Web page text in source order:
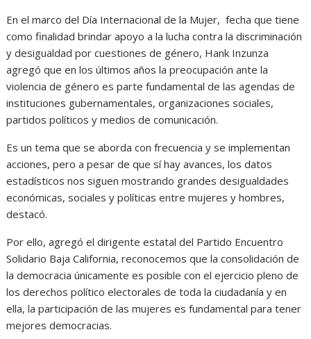
En el marco del Día Internacional de la Mujer, fecha que tiene
como finalidad brindar apoyo a la lucha contra la discriminación
y desigualdad por cuestiones de género, Hank Inzunza
agregó que en los últimos años la preocupación ante la
violencia de género es parte fundamental de las agendas de
instituciones gubernamentales, organizaciones sociales,
partidos políticos y medios de comunicación.
Es un tema que se aborda con frecuencia y se implementan
acciones, pero a pesar de que sí hay avances, los datos
estadísticos nos siguen mostrando grandes desigualdades
económicas, sociales y políticas entre mujeres y hombres,
destacó.
Por ello, agregó el dirigente estatal del Partido Encuentro
Solidario Baja California, reconocemos que la consolidación de
la democracia únicamente es posible con el ejercicio pleno de
los derechos político electorales de toda la ciudadanía y en
ella, la participación de las mujeres es fundamental para tener
mejores democracias.